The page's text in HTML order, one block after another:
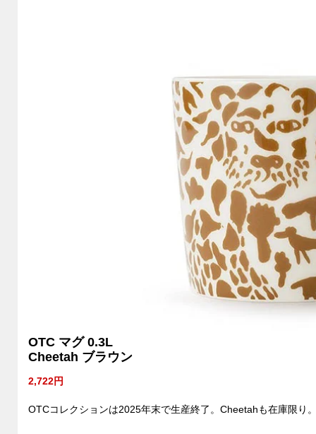
OTC マグ 0.3L
Cheetah ブラウン
2,722円
OTCコレクションは2025年末で生産終了。Cheetahも在庫限り